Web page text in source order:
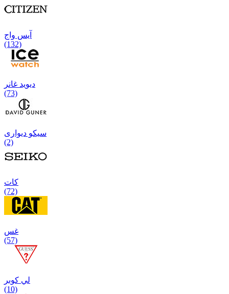
آیس واج
(132)
دیوید غانر
(73)
سیکو دیواری
(2)
كات
(72)
غس
(57)
لي كوبر
(10)